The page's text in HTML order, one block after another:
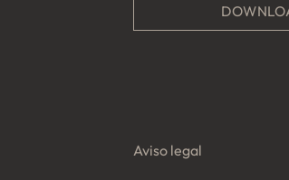
Aviso legal